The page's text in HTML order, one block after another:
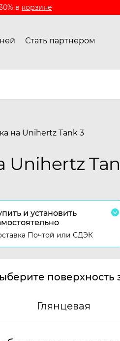
в корзине
Стать партнером
на Unihertz Tank 3
и установить
Почтой или СДЭК
поверхность
Глянцевая